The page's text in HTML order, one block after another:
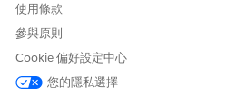
資訊服務行事曆
使用條款
參與原則
Cookie 偏好設定中心
您的隱私選擇